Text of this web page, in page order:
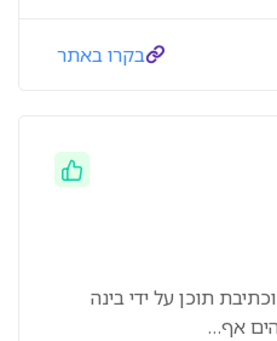
בקרו באתר
תוכן על ידי בינה